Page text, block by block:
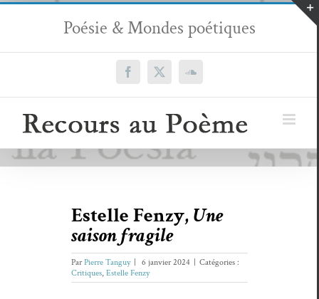
Passer
contenu
Poésie & Mondes poétiques
Facebook
X SoundCloud
Estelle Fenzy,Une
saison fragile
ParPierre Tanguy 6 janvier 2024
Catégories :
Critiques, Estelle Fenzy